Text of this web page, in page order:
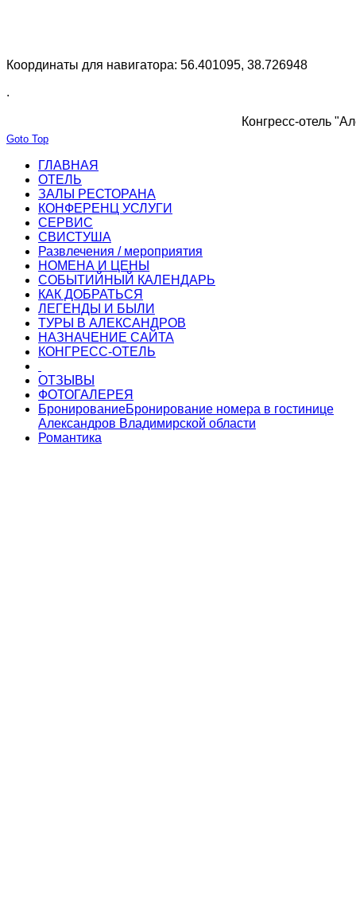
Координаты для навигатора: 56.401095, 38.726948
.
Конгресс-отель
Goto Top
ГЛАВНАЯ
ОТЕЛЬ
ЗАЛЫ РЕСТОРАНА
КОНФЕРЕНЦ УСЛУГИ
СЕРВИС
СВИСТУША
Развлечения / мероприятия
НОМЕНА И ЦЕНЫ
СОБЫТИЙНЫЙ КАЛЕНДАРЬ
КАК ДОБРАТЬСЯ
ЛЕГЕНДЫ И БЫЛИ
ТУРЫ В АЛЕКСАНДРОВ
НАЗНАЧЕНИЕ САЙТА
КОНГРЕСС-ОТЕЛЬ
ОТЗЫВЫ
ФОТОГАЛЕРЕЯ
БронированиеБронирование номера в гостинице
Александров Владимирской области
Романтика